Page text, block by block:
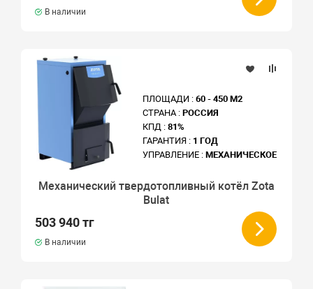
В наличии
ПЛОЩАДИ : 60 - 450 М2
СТРАНА : РОССИЯ
КПД : 81%
ГАРАНТИЯ : 1 ГОД
УПРАВЛЕНИЕ : МЕХАНИЧЕСКОЕ
Механический твердотопливный котёл Zota
Bulat
503 940 тг
В наличии